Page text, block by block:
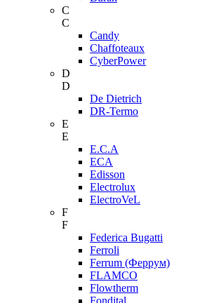
C
C
Candy
Chaffoteaux
CyberPower
D
D
De Dietrich
DR-Termo
E
E
E.C.A
ECA
Edisson
Electrolux
ElectroVeL
F
F
Federica Bugatti
Ferroli
Ferrum (Феррум)
FLAMCO
Flowtherm
Fondital